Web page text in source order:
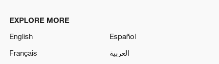
EXPLORE MORE
English
Español
Français
العربية